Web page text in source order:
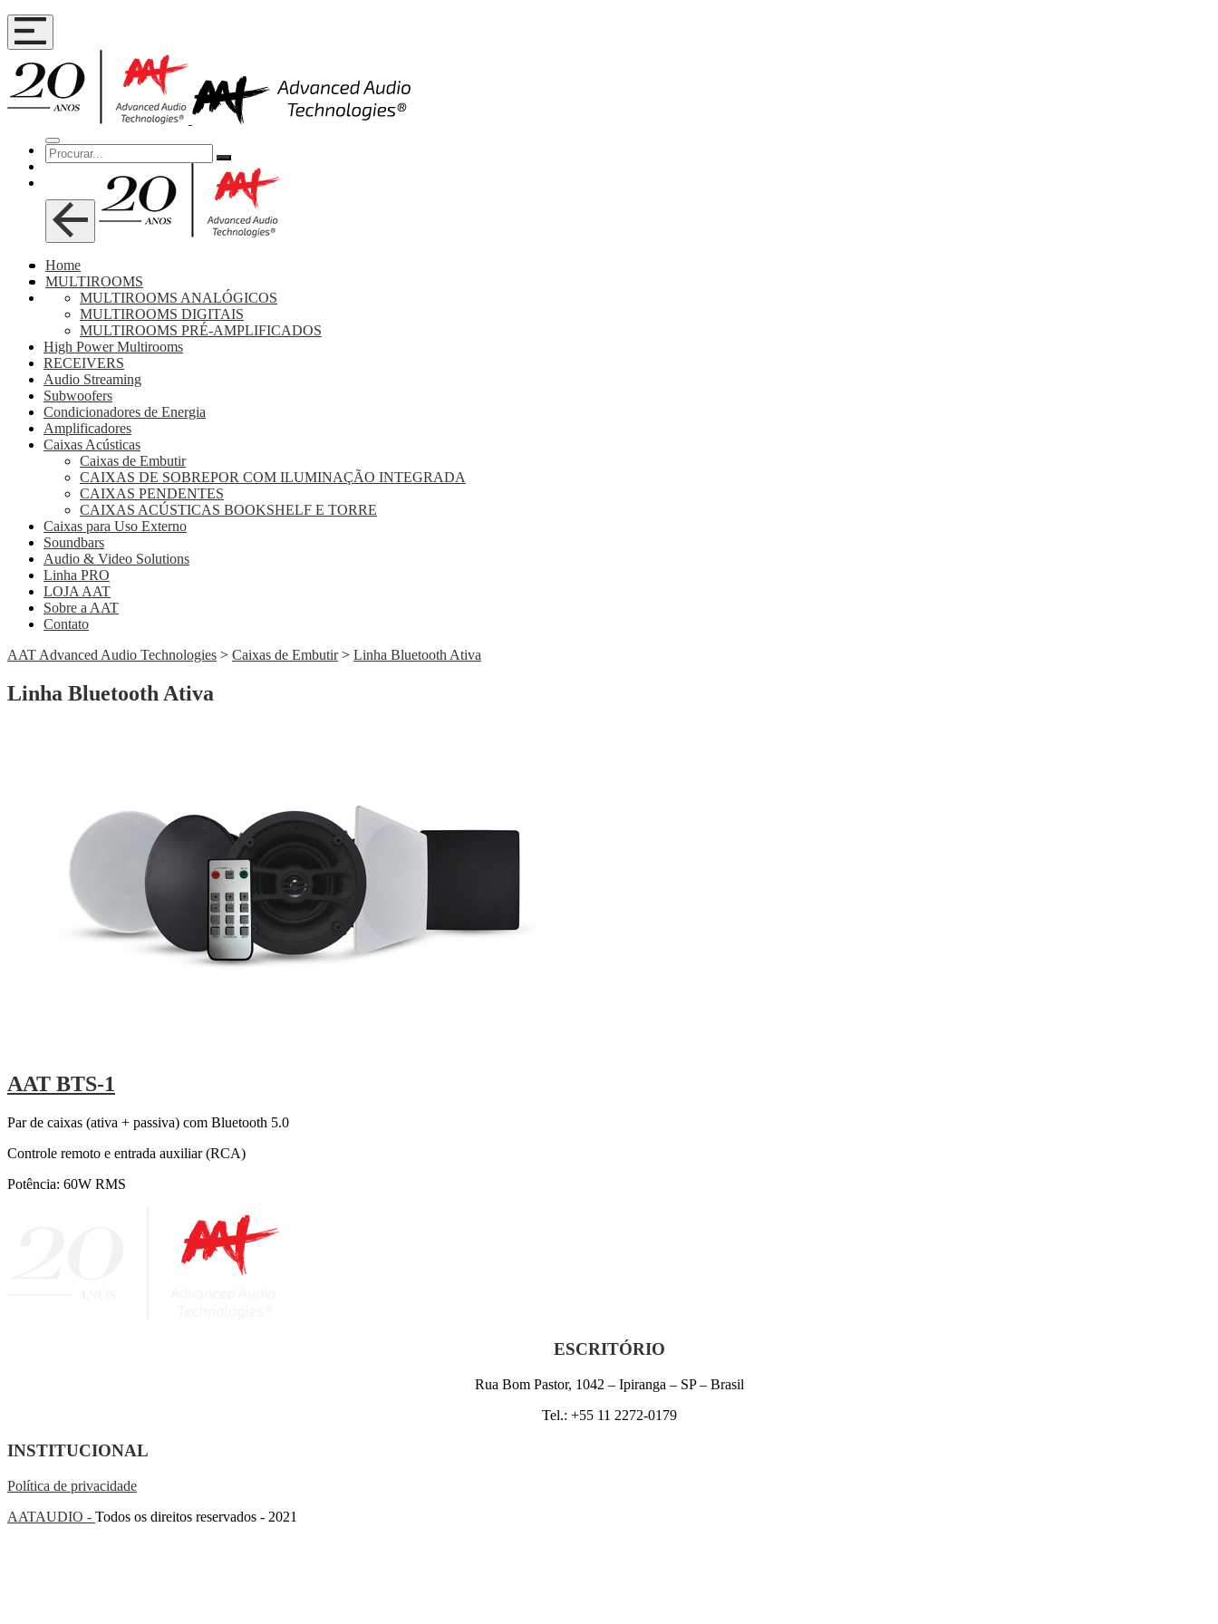
Home
MULTIROOMS
MULTIROOMS ANALÓGICOS
MULTIROOMS DIGITAIS
MULTIROOMS PRÉ-AMPLIFICADOS
High Power Multirooms
RECEIVERS
Audio Streaming
Subwoofers
Condicionadores de Energia
Amplificadores
Caixas Acústicas
Caixas de Embutir
CAIXAS DE SOBREPOR COM ILUMINAÇÃO INTEGRADA
CAIXAS PENDENTES
CAIXAS ACÚSTICAS BOOKSHELF E TORRE
Caixas para Uso Externo
Soundbars
Audio & Video Solutions
Linha PRO
LOJA AAT
Sobre a AAT
Contato
AAT Advanced Audio Technologies > Caixas de Embutir> Linha Bluetooth Ativa
Linha Bluetooth Ativa
AAT BTS-1
Par de caixas (ativa + passiva) com Bluetooth 5.0
Controle remoto e entrada auxiliar (RCA)
Potência: 60W RMS
ESCRITÓRIO
Rua Bom Pastor, 1042 – Ipiranga – SP – Brasil
Tel.: +55 11 2272-0179
INSTITUCIONAL
Política de privacidade
AATAUDIO - Todos os direitos reservados - 2021